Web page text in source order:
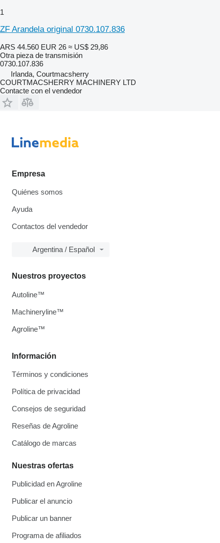
1
ZF Arandela original 0730.107.836
ARS 44.560 EUR 26 ≈ US$ 29,86
Otra pieza de transmisión
0730.107.836
Irlanda, Courtmacsherry
COURTMACSHERRY MACHINERY LTD
Contacte con el vendedor
Empresa
Quiénes somos
Ayuda
Contactos del vendedor
Argentina / Español
Información
Términos y condiciones
Política de privacidad
Consejos de seguridad
Reseñas de Agroline
Catálogo de marcas
Nuestras ofertas
Publicidad en Agroline
Publicar el anuncio
Publicar un banner
Programa de afiliados
Nuestros proyectos
Autoline™
Machineryline™
Agroline™